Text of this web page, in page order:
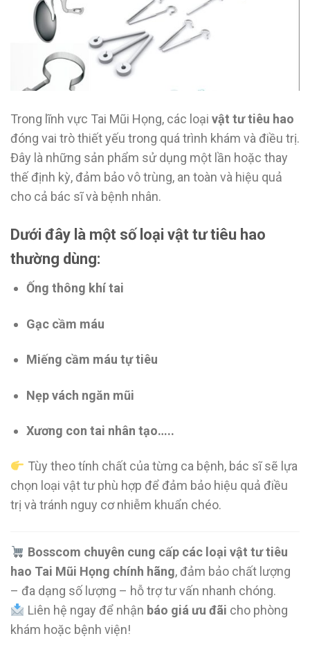
Trong lĩnh vực Tai Mũi Họng, các loại vật tư tiêu hao
đóng vai trò thiết yếu trong quá trình khám và điều trị.
Đây là những sản phẩm sử dụng một lần hoặc thay
thế định kỳ, đảm bảo vô trùng, an toàn và hiệu quả
cho cả bác sĩ và bệnh nhân.
Dưới đây là một số loại vật tư tiêu hao
thường dùng:
Ống thông khí tai
Gạc cầm máu
Miếng cầm máu tự tiêu
Nẹp vách ngăn mũi
Xương con tai nhân tạo…..
Tùy theo tính chất của từng ca bệnh, bác sĩ sẽ lựa
chọn loại vật tư phù hợp để đảm bảo hiệu quả điều
trị và tránh nguy cơ nhiễm khuẩn chéo.
Bosscom chuyên cung cấp các loại vật tư tiêu
hao Tai Mũi Họng chính hãng, đảm bảo chất lượng
– đa dạng số lượng – hỗ trợ tư vấn nhanh chóng.
Liên hệ ngay để nhận báo giá ưu đãi cho phòng
khám hoặc bệnh viện!